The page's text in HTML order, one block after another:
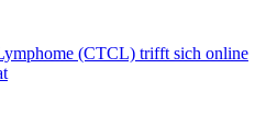
(CTCL) trifft sich online